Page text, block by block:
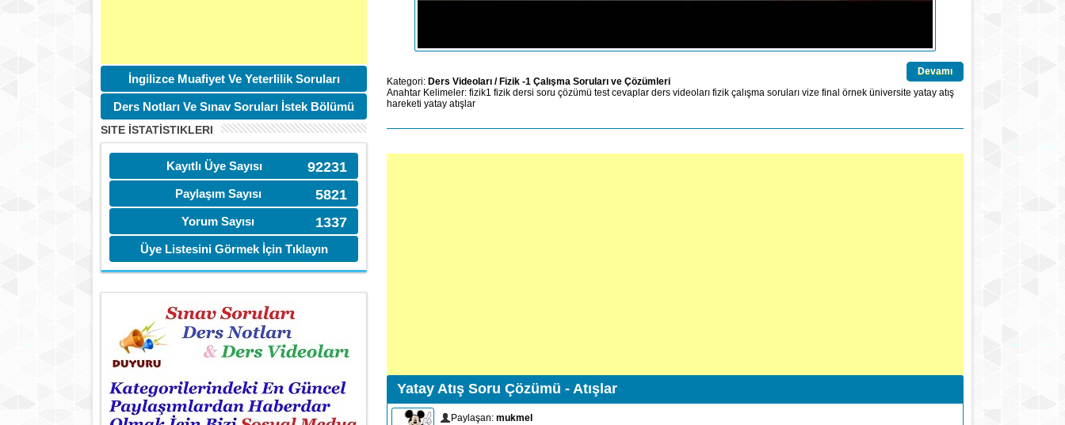
İngilizce Muafiyet Ve Yeterlilik Soruları
Ders Notları Ve Sınav Soruları İstek Bölümü
SITE İSTATİSTIKLERI
92231
Kayıtlı Üye Sayısı
5821
Paylaşım Sayısı
1337
Yorum Sayısı
Üye Listesini Görmek İçin Tıklayın
Devamı
Kategori: Ders Videoları / Fizik -1 Çalışma Soruları ve Çözümleri
Anahtar Kelimeler: fizik1 fizik dersi soru çözümü test cevaplar ders videoları fizik çalışma soruları vize final örnek üniversite yatay atış
hareketi yatay atışlar
Yatay Atış Soru Çözümü - Atışlar
Paylaşan: mukmel